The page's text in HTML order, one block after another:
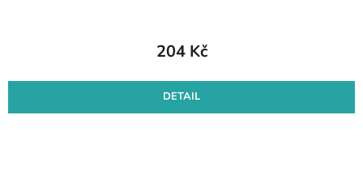
204 Kč
DETAIL